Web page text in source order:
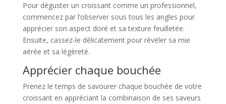
Pour déguster un croissant comme un professionnel,
commencez par l’observer sous tous les angles pour
apprécier son aspect doré et sa texture feuilletée.
Ensuite, cassez-le délicatement pour révéler sa mie
aérée et sa légèreté.
Apprécier chaque bouchée
Prenez le temps de savourer chaque bouchée de votre
croissant en appréciant la combinaison de ses saveurs